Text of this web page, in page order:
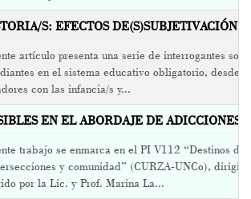
S: EFECTOS DE(S)SUBJETIVACIÓN
artículo presenta una serie de interrogantes
en el sistema educativo obligatorio, desde
con las infancia/s y...
EN EL ABORDAJE DE ADICCIONES
trabajo se enmarca en el PI V112 “Destinos
y comunidad” (CURZA-UNCo),
por la Lic. y Prof. Marina La...